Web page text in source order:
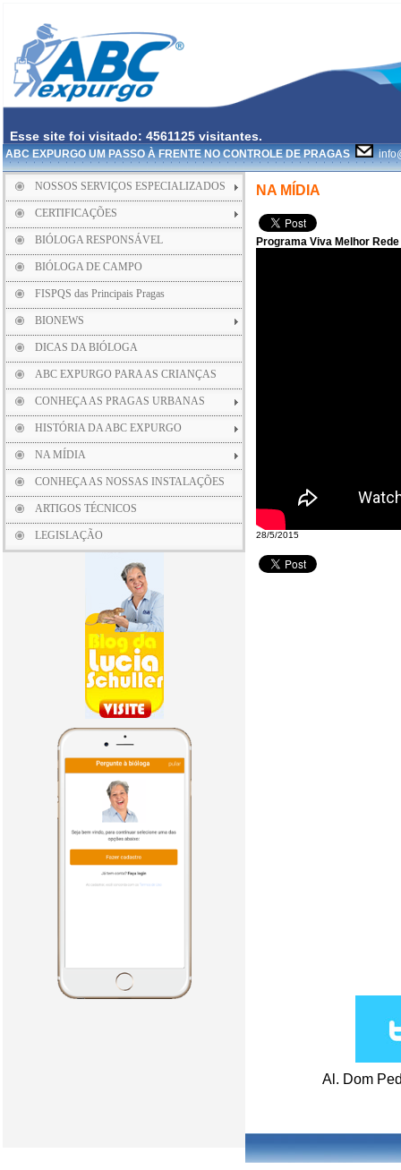
Esse site foi visitado: 4561125 visitantes.
ABC EXPURGO UM PASSO À FRENTE NO CONTROLE DE PRAGAS
NOSSOS SERVIÇOS ESPECIALIZADOS
CERTIFICAÇÕES
BIÓLOGA RESPONSÁVEL
BIÓLOGA DE CAMPO
FISPQS das Principais Pragas
BIONEWS
DICAS DA BIÓLOGA
ABC EXPURGO PARA AS CRIANÇAS
CONHEÇA AS PRAGAS URBANAS
HISTÓRIA DA ABC EXPURGO
NA MÍDIA
CONHEÇA AS NOSSAS INSTALAÇÕES
ARTIGOS TÉCNICOS
LEGISLAÇÃO
NA MÍDIA
Programa Viva Melhor
28/5/2015
Al. Dom